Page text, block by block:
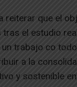
reiterar que el
tras el estudio
trabajo co
a la
y sostenible